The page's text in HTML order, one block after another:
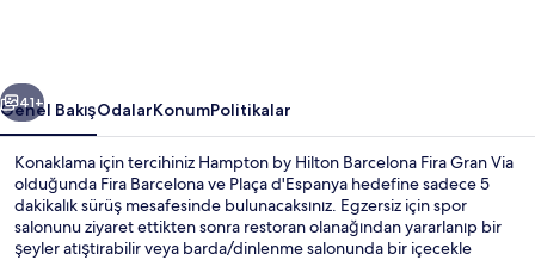
fotoğraf
galerisi
Sonraki
41+
Genel BakışOdalarKonumPolitikalar
Konaklama için tercihiniz Hampton by Hilton Barcelona Fira Gran Via
olduğunda Fira Barcelona ve Plaça d'Espanya hedefine sadece 5
dakikalık sürüş mesafesinde bulunacaksınız. Egzersiz için spor
salonunu ziyaret ettikten sonra restoran olanağından yararlanıp bir
şeyler atıştırabilir veya barda/dinlenme salonunda bir içecekle